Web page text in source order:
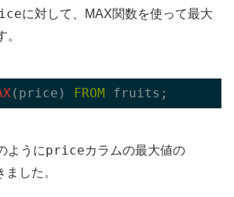
に対して、MAX関数を使って最大
(price) FROM
ようにpriceカラムの最大値の
ました。